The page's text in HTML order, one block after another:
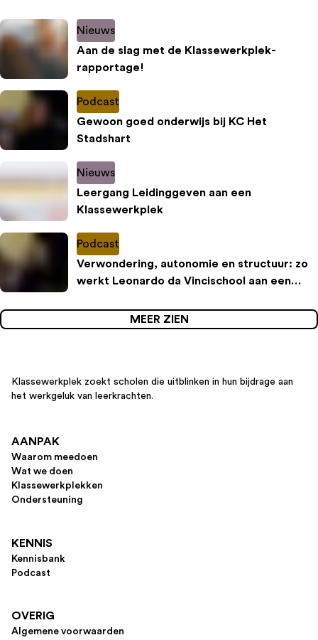
Nieuws
Aan de slag met de Klassewerkplek-
rapportage!
Podcast
Gewoon goed onderwijs bij KC Het
Stadshart
Nieuws
Leergang Leidinggeven aan een
Klassewerkplek
Podcast
Verwondering, autonomie en structuur: zo
werkt Leonardo da Vincischool aan een
MEER ZIEN
Klassewerkplek zoekt scholen die uitblinken in hun bijdrage aan
het werkgeluk van leerkrachten.
AANPAK
Waarom meedoen
Wat we doen
Klassewerkplekken
Ondersteuning
KENNIS
Kennisbank
Podcast
OVERIG
Algemene voorwaarden